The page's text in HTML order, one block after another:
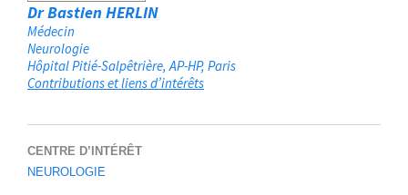
Dr Bastien HERLIN
Médecin
Neurologie
Hôpital Pitié-Salpêtrière, AP-HP Paris
Contributions et liens d’intérêts
CENTRE D’INTÉRÊT
NEUROLOGIE